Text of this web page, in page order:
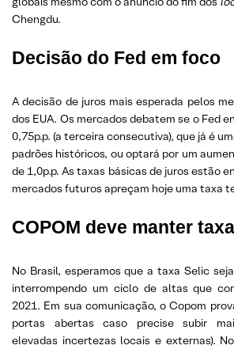
Chengdu.
Decisão do Fed em foco
A decisão de juros mais esperada pelos
dos EUA. Os mercados debatem se o Fed
0,75p.p. (a terceira consecutiva), que já é
padrões históricos, ou optará por um
de 1,0p.p. As taxas básicas de juros estão
mercados futuros apreçam hoje uma taxa
COPOM deve manter
No Brasil, esperamos que a taxa Selic
interrompendo um ciclo de altas que
2021. Em sua comunicação, o Copom
portas abertas caso precise subir
elevadas incertezas locais e externas).